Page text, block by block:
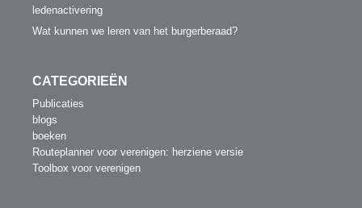
ledenactivering
Wat kunnen we leren van het burgerberaad?
CATEGORIEËN
Publicaties
blogs
boeken
Routeplanner voor verenigen: herziene versie
Toolbox voor verenigen